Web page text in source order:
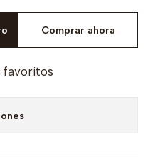
Comprar ahora
favoritos